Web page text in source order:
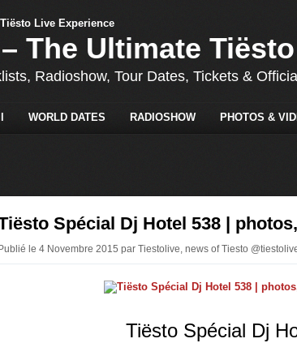
The Ultimate
Radioshow, Tour Dates, Tickets &
WORLD DATES RADIOSHOW PHOTOS &
Spécial Dj Hotel 538 |
le 4 Novembre 2015 par Tiestolive, news of Tiesto
Tiësto Spécial Dj